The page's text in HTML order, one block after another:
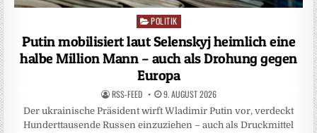
Posted
POLITIK
Putin mobilisiert laut Selenskyj heimlich eine
halbe Million Mann – auch als Drohung gegen
Europa
RSS-FEED 9. AUGUST 2026
Der ukrainische Präsident wirft Wladimir Putin vor, verdeckt
Hunderttausende Russen einzuziehen – auch als Druckmittel